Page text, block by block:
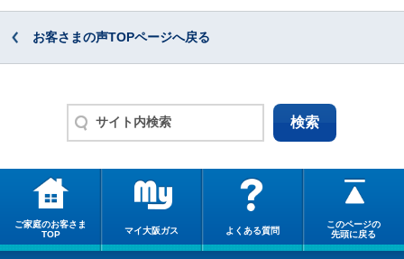
お客さまの声TOPページへ戻る
ご家庭のお客さま
TOP
マイ大阪ガス よくある質問
このページの
先頭に戻る